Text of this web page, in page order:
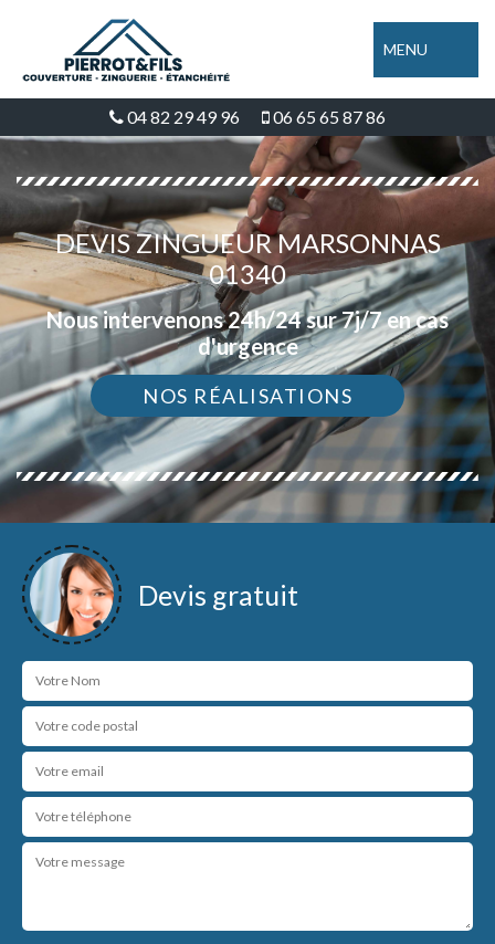
MENU
04 82 29 49 96 06 65 65 87 86
DEVIS ZINGUEUR MARSONNAS
01340
Nous intervenons 24h/24 sur 7j/7 en cas
d'urgence
NOS RÉALISATIONS
Devis gratuit